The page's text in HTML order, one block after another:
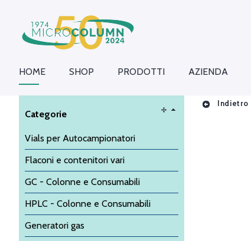
HOME SHOP PRODOTTI AZIENDA
Categorie
Vials per Autocampionatori
Flaconi e contenitori vari
GC - Colonne e Consumabili
HPLC - Colonne e Consumabili
Generatori gas
Indietro